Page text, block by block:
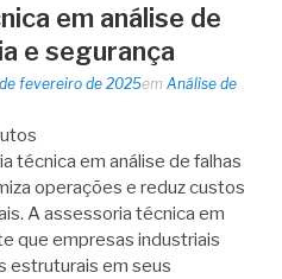
em análise de
e segurança
fevereiro de 2025em Análise de
técnica em análise de falhas
operações e reduz custos
A assessoria técnica em
que empresas industriais
estruturais em seus